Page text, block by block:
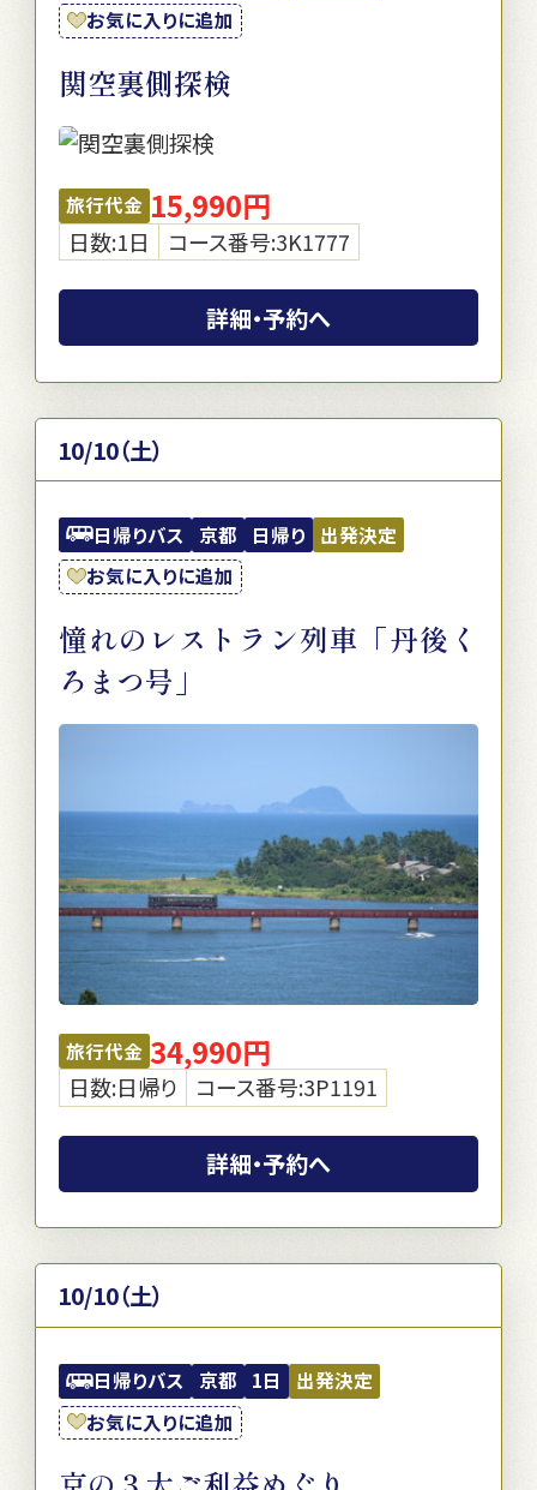
お気に入りに追加
関空裏側探検
旅行代金 15,990円
日数:1日 コース番号:3K1777
詳細・予約へ
10/10（土）
日帰りバス 京都 日帰り
出発決定
お気に入りに追加
憧れのレストラン列車「丹後く
ろまつ号」
旅行代金 34,990円
日数:日帰り コース番号:3P1191
詳細・予約へ
10/10（土）
日帰りバス 京都 1日
出発決定
お気に入りに追加